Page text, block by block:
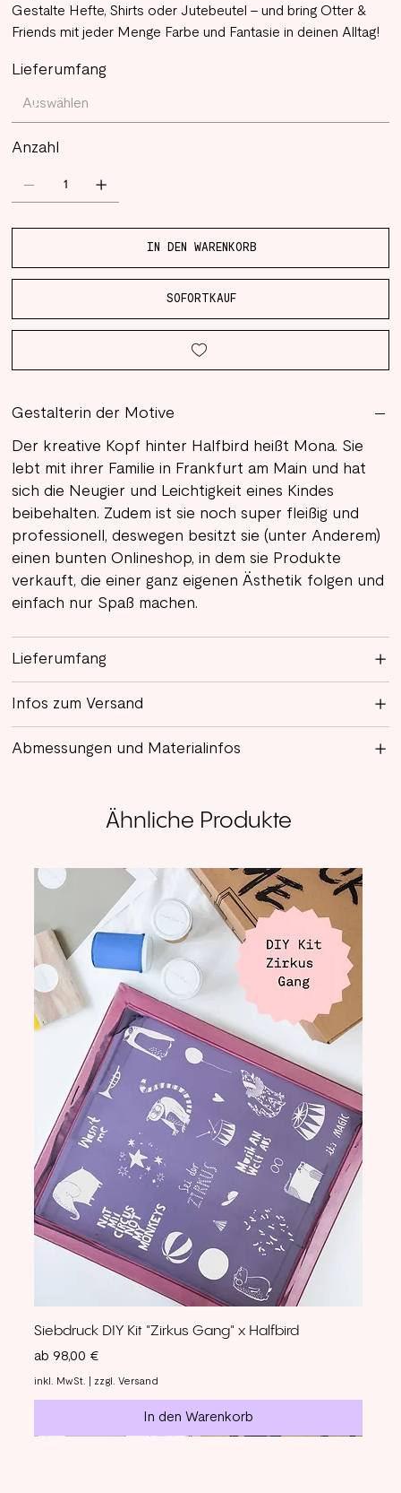
Gestalte Hefte, Shirts oder Jutebeutel – und bring Otter &
Friends mit jeder Menge Farbe und Fantasie in deinen Alltag!
Lieferumfang
Anzahl
IN DEN WARENKORB
SOFORTKAUF
Gestalterin der Motive
Der kreative Kopf hinter Halfbird heißt Mona. Sie
lebt mit ihrer Familie in Frankfurt am Main und hat
sich die Neugier und Leichtigkeit eines Kindes
beibehalten. Zudem ist sie noch super fleißig und
professionell, deswegen besitzt sie (unter Anderem)
einen bunten Onlineshop, in dem sie Produkte
verkauft, die einer ganz eigenen Ästhetik folgen und
einfach nur Spaß machen.
Lieferumfang
Infos zum Versand
Abmessungen und Materialinfos
Ähnliche Produkte
Siebdruck DIY Kit "Zirkus Gang" x Halfbird
ab 98,00 €
Sale-Preis
inkl. MwSt. zzgl. Versand
In den Warenkorb